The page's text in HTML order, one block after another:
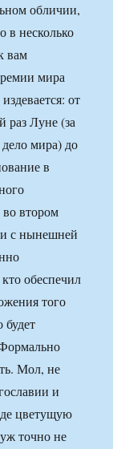
обличии,
в несколько
вам
мира
от
раз Луне (за
мира) до
в
втором
с нынешней
обеспечил
того
будет
Мол, не
и
цветущую
точно не